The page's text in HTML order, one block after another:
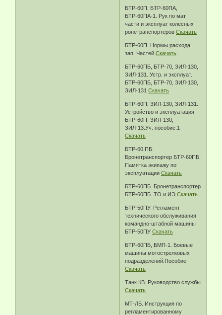
БТР-60П, БТР-60ПА,
БТР-60ПА-1. Рук по мат
части и эксплуат колесных
ронетранспортеровСкачать
БТР-60П. Нормы расхода
зап. ЧастейСкачать
БТР-60ПБ, БТР-70, ЗИЛ-130,
ЗИЛ-131. Устр. и эксплуат.
БТР-60ПБ, БТР-70, ЗИЛ-130,
ЗИЛ-131Скачать
БТР-60П, ЗИЛ-130, ЗИЛ-131.
Устройство и эксплуатация
БТР-60П, ЗИЛ-130,
ЗИЛ-13.Уч. пособие.1
Скачать
БТР-60 ПБ.
Бронетранспортер БТР-60ПБ.
Памятка экипажу по
эксплуатацииСкачать
БТР-60ПБ. Бронетранспортер
БТР-60ПБ. ТО и ИЭСкачать
БТР-50ПУ. Регламент
технического обслуживания
командно-штабной машины
БТР-50ПУСкачать
БТР-60ПБ, БМП-1. Боевые
машины мотострелковых
подразделений.Пособие
Скачать
Танк КВ. Руководство службы
Скачать
МТ-ЛБ. Инструкция по
регламентированному